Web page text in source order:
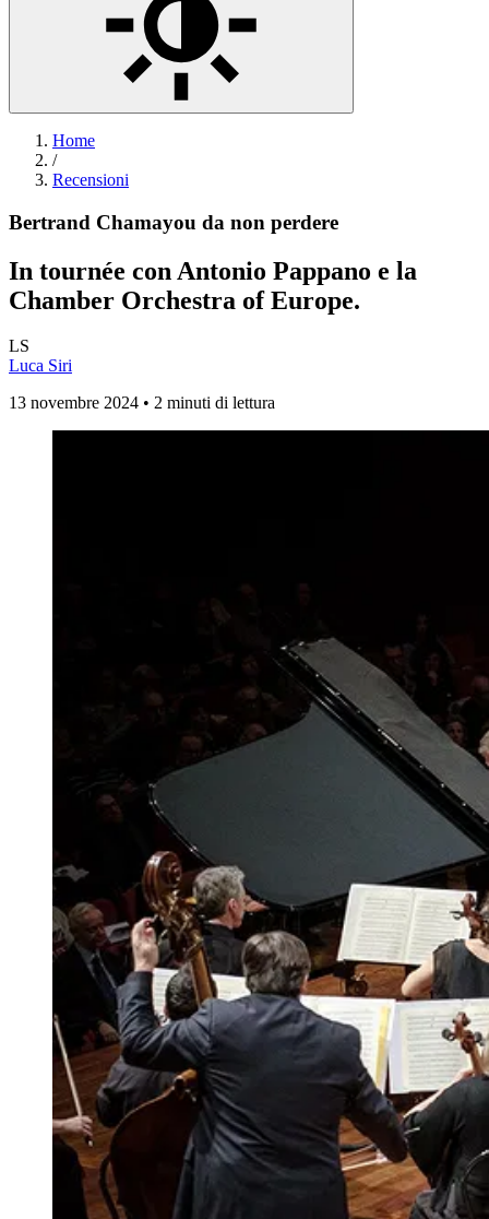
Home
/
Recensioni
Bertrand Chamayou da non perdere
In tournée con Antonio Pappano e la
Chamber Orchestra of Europe.
LS
Luca Siri
13 novembre 2024 • 2 minuti di lettura